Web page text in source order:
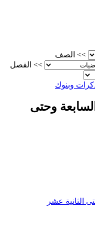
>>
الصف
>>
الفصل
وبنوك
وحتى